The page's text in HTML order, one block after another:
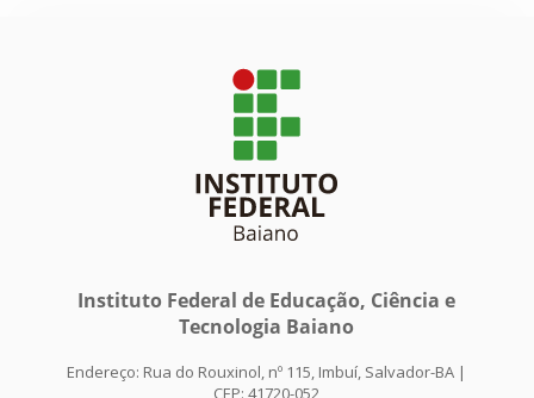
Instituto Federal de Educação, Ciência e
Tecnologia Baiano
Endereço: Rua do Rouxinol, nº 115, Imbuí, Salvador-BA |
CEP: 41720-052